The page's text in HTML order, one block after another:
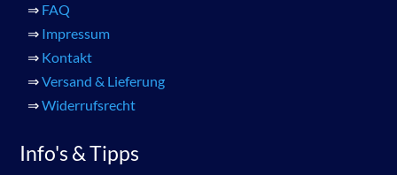
⇒ FAQ
⇒ Impressum
⇒ Kontakt
⇒Versand & Lieferung
⇒Widerrufsrecht
Info's & Tipps